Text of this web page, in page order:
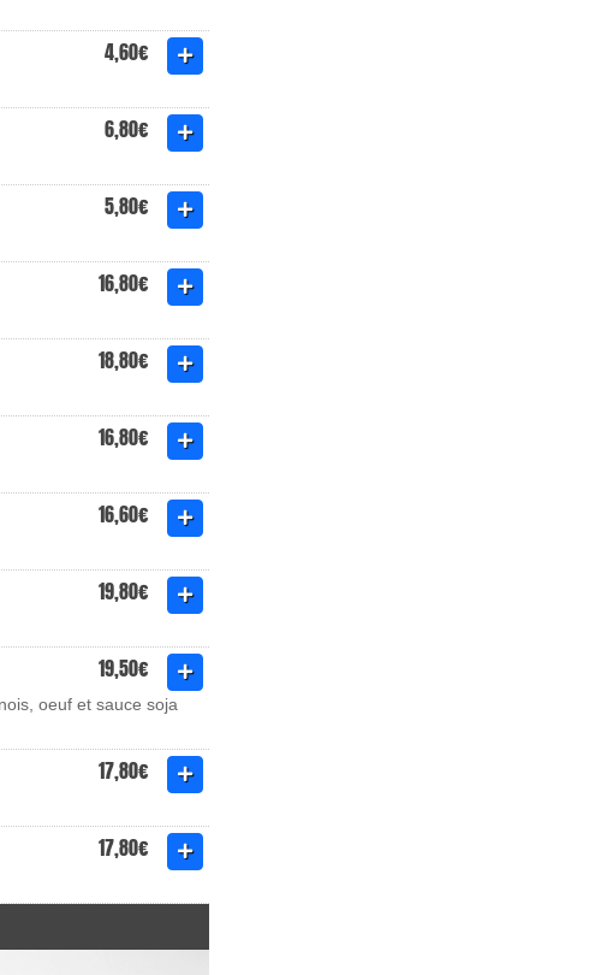
4,60€
6,80€
5,80€
16,80€
18,80€
16,80€
16,60€
19,80€
19,50€
oeuf et sauce soja
17,80€
17,80€